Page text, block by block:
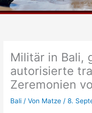
Militär in Bali,
autorisierte
Zeremonien
Bali / Von Matze/8.